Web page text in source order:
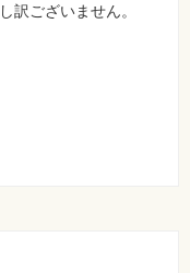
訳ございません。